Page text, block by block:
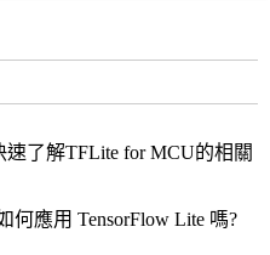
整合的課程規劃幫助學員
具備豐富軟韌體培訓經驗
全面、專業的技術支持。
助教信箱(講義上會列) 提
供回覆。
了解TFLite for MCU的相關
何應用 TensorFlow Lite 嗎?